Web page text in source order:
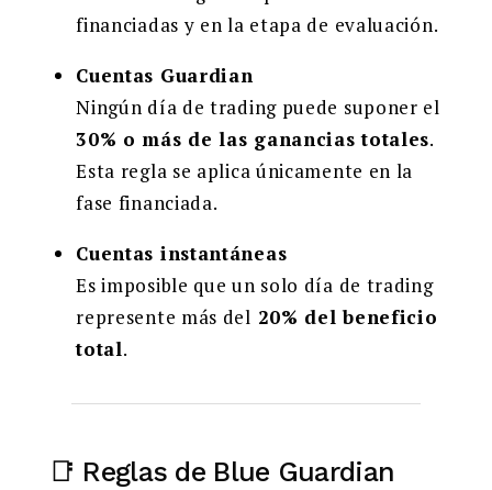
financiadas y en la etapa de evaluación.
Cuentas Guardian
Ningún día de trading puede suponer el
30% o más de las ganancias totales.
Esta regla se aplica únicamente en la
fase financiada.
Cuentas instantáneas
Es imposible que un solo día de trading
represente más del 20% del beneficio
total.
📑 Reglas de Blue Guardian